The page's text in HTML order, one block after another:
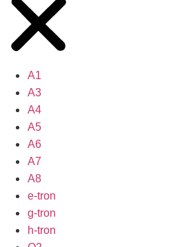
A1
A3
A4
A5
A6
A7
A8
e-tron
g-tron
h-tron